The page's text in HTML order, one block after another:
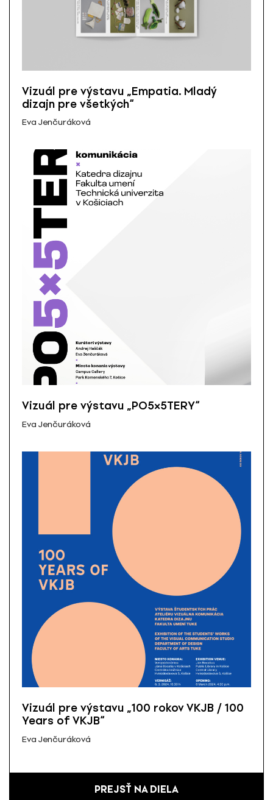
Vizuál pre výstavu „Empatia. Mladý
dizajn pre všetkých“
Eva Jenčuráková
Vizuál pre výstavu „PO5×5TERY“
Eva Jenčuráková
Vizuál pre výstavu „100 rokov VKJB / 100
Years of VKJB“
Eva Jenčuráková
PREJSŤ NA DIELA